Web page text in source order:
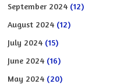
September 2024 (12)
August 2024 (12)
July 2024 (15)
June 2024 (16)
May 2024 (20)